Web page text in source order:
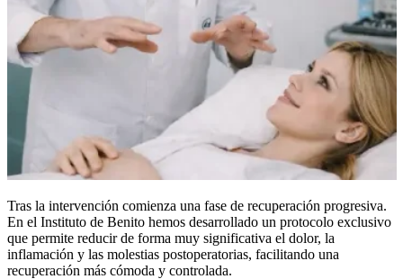
Tras la intervención comienza una fase de recuperación progresiva.
En el Instituto de Benito hemos desarrollado un protocolo exclusivo
que permite reducir de forma muy significativa el dolor, la
inflamación y las molestias postoperatorias, facilitando una
recuperación más cómoda y controlada.